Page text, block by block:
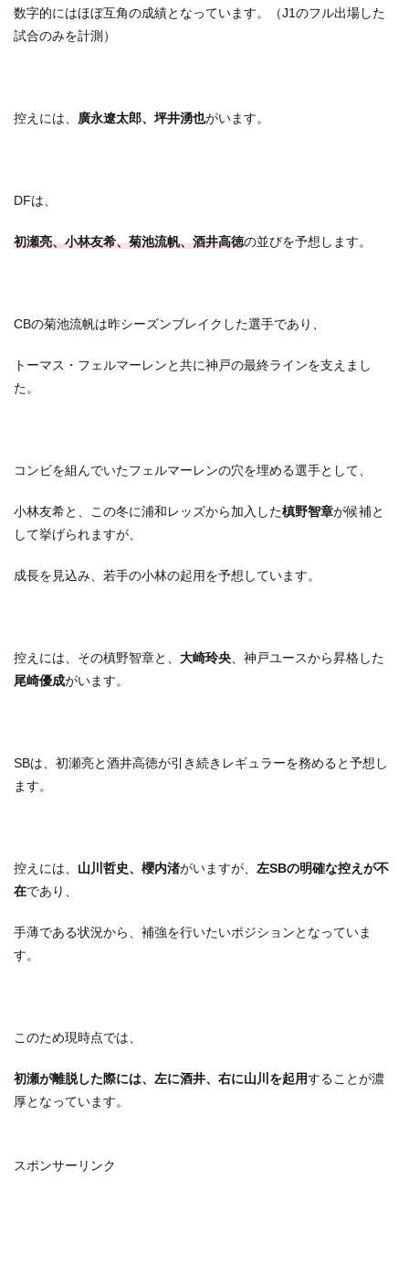
数字的にはほぼ互角の成績となっています。（J1のフル出場した
試合のみを計測）
控えには、 廣永遼太郎、坪井湧也がいます。
DFは、
初瀬亮、小林友希、菊池流帆、酒井高徳の並びを予想します。
CBの菊池流帆は昨シーズンブレイクした選手であり、
トーマス・フェルマーレンと共に神戸の最終ラインを支えまし
た。
コンビを組んでいたフェルマーレンの穴を埋める選手として、
小林友希と、この冬に浦和レッズから加入した槙野智章が候補と
して挙げられますが、
成長を見込み、若手の小林の起用を予想しています。
控えには、その槙野智章と、 大崎玲央 、神戸ユースから昇格した
尾崎優成がいます。
SBは、初瀬亮と酒井高徳が引き続きレギュラーを務めると予想し
ます。
控えには、 山川哲史、櫻内渚がいますが、 左SBの明確な控えが不
在であり、
手薄である状況から、補強を行いたいポジションとなっていま
す。
このため現時点では、
初瀬が離脱した際には、左に酒井、右に山川を起用することが濃
厚となっています。
スポンサーリンク